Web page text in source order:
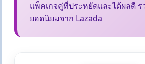
แพ็คเกจคู่ที่ประหยัดและได้ผลดี
ยอดนิยมจาก Lazada